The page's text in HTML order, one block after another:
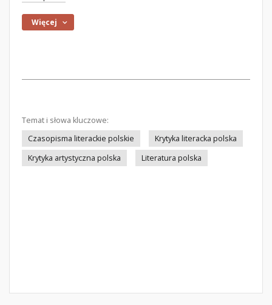
Więcej
Temat i słowa kluczowe:
Czasopisma literackie polskie
Krytyka literacka polska
Krytyka artystyczna polska
Literatura polska